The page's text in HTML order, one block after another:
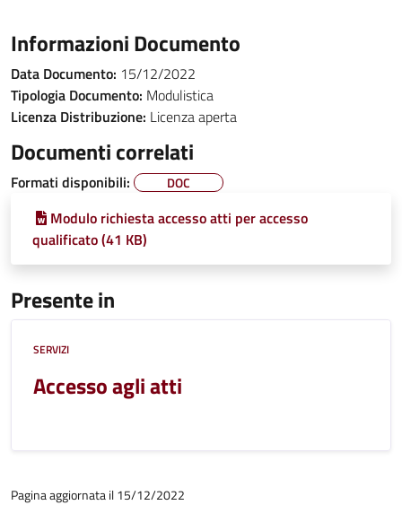
Informazioni Documento
Data Documento: 15/12/2022
Tipologia Documento: Modulistica
Licenza Distribuzione: Licenza aperta
Documenti correlati
Formati disponibili: DOC
Modulo richiesta accesso atti per accesso
qualificato (41 KB)
Presente in
SERVIZI
Accesso agli atti
Pagina aggiornata il 15/12/2022